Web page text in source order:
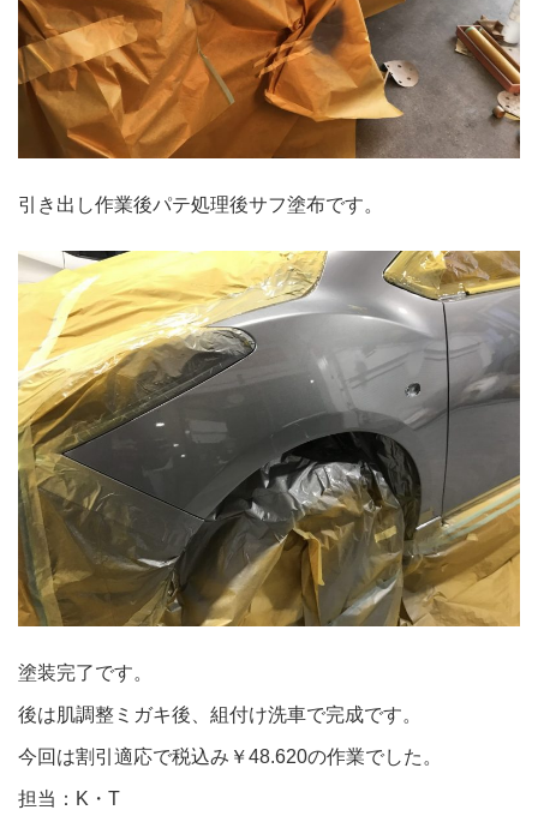
引き出し作業後パテ処理後サフ塗布です。
塗装完了です。
後は肌調整ミガキ後、組付け洗車で完成です。
今回は割引適応で税込み￥48.620の作業でした。
担当：K・T